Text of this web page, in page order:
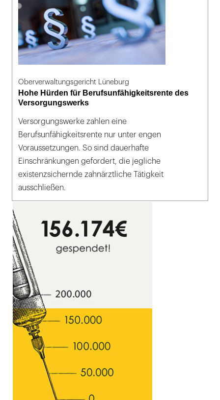
Oberverwaltungsgericht Lüneburg
Hohe Hürden für Berufsunfähigkeitsrente des
Versorgungswerks
Versorgungswerke zahlen eine
Berufsunfähigkeitsrente nur unter engen
Voraussetzungen. So sind dauerhafte
Einschränkungen gefordert, die jegliche
existenzsichernde zahnärztliche Tätigkeit
ausschließen.